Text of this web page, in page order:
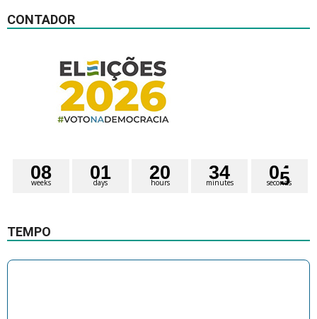
CONTADOR
weeks
08 days
01 hours
20 minutes
34 seconds
04
TEMPO